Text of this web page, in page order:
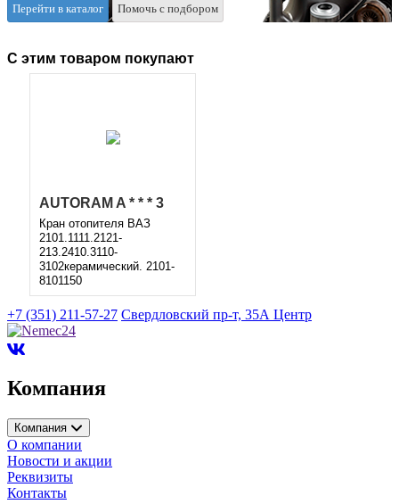
Перейти в каталог Помочь с подбором
С этим товаром покупают
AUTORAM A * * * 3
Кран отопителя ВАЗ
2101.1111.2121-
213.2410.3110-
3102керамический. 2101-
8101150
AVTOSTANDART 2 *
* * 8
+7 (351) 211-57-27 Свердловский пр-т, 35А Центр
Компания
Компания
О компании
Новости и акции
Реквизиты
Контакты